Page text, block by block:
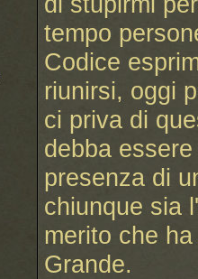
tempo
Codice
riunirsi, oggi
ci priva di
debba
presenza di
chiunque sia
merito che
Grande.